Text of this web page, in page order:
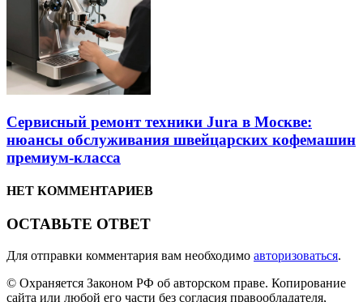
Сервисный ремонт техники Jura в Москве:
нюансы обслуживания швейцарских кофемашин
премиум-класса
НЕТ КОММЕНТАРИЕВ
ОСТАВЬТЕ ОТВЕТ
Для отправки комментария вам необходимо авторизоваться.
© Охраняется Законом РФ об авторском праве. Копирование
сайта или любой его части без согласия правообладателя,